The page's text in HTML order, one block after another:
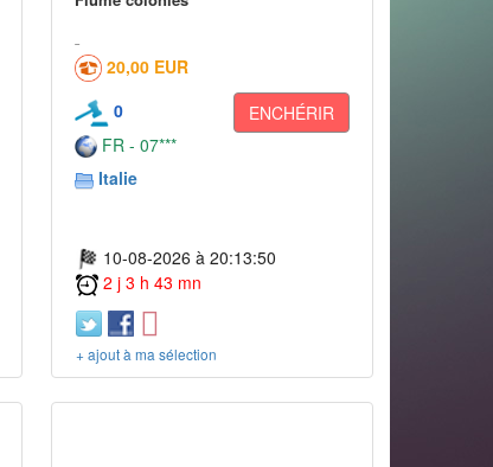
20,00 EUR
0
ENCHÉRIR
FR - 07***
Italie
10-08-2026 à 20:13:50
2 j 3 h 43 mn
+ ajout à ma sélection